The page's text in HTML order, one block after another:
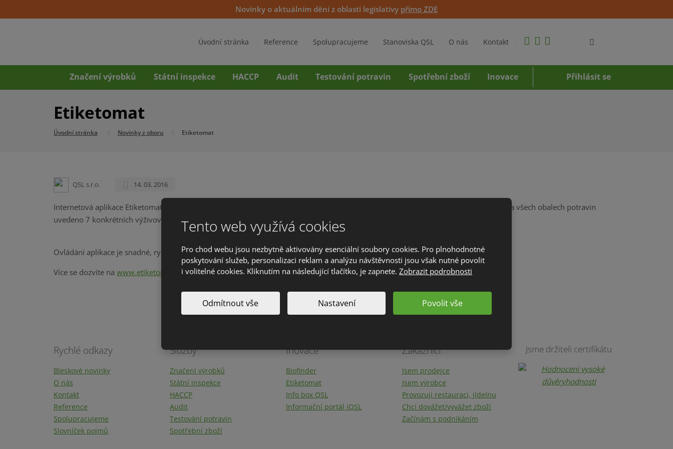
Novinky o aktuálním dění z oblasti legislativy přímo ZDE
Úvodní stránka Reference Spolupracujeme Stanoviska QSL O nás Kontakt
Značení výrobků Státní inspekce HACCP Audit Testování potravin Spotřební zboží Inovace Přihlásit se
Etiketomat
Úvodní stránka Novinky z oboru Etiketomat
QSL s.r.o. 14. 03. 2016
Internetová aplikace Etiketomat usnadní plnění nařízení Evropské unie č. 1169/2011, podle kterého musí být od 13. prosince 2016 na všech obalech potravin
uvedeno 7 konkrétních výživových údajů.
Ovládání aplikace je snadné, rychlé a ušetří Vám spoustu výdajů za nákladné rozbory.
Více se dozvíte na www.etiketomat.cz
Rychlé odkazy
Bleskové novinky
O nás
Kontakt
Reference
Spolupracujeme
Slovníček pojmů
Služby
Značení výrobků
Státní inspekce
HACCP
Audit
Testování potravin
Spotřební zboží
Inovace
Biofinder
Etiketomat
Info box QSL
Informační portál iQSL
Zákazníci
Jsem prodejce
Jsem výrobce
Provozuji restauraci, jídelnu
Chci dovážet/vyvážet zboží
Začínám s podnikáním
Jsme držiteli certifikátu
Tento web využívá cookies
Pro chod webu jsou nezbytně aktivovány esenciální soubory cookies. Pro plnohodnotné
poskytování služeb, personalizaci reklam a analýzu návštěvnosti jsou však nutné povolit
i volitelné cookies. Kliknutím na následující tlačítko, je zapnete. Zobrazit podrobnosti
Odmítnout vše Nastavení Povolit vše